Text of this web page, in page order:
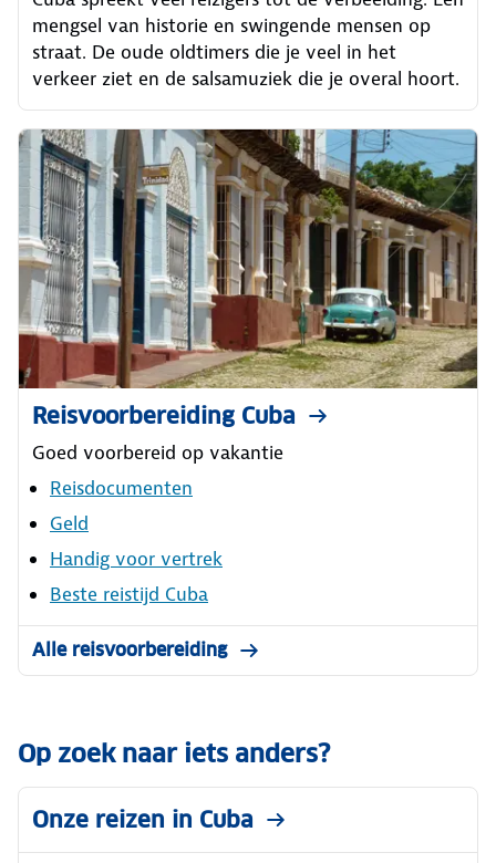
mengsel van historie en swingende mensen op
straat. De oude oldtimers die je veel in het
verkeer ziet en de salsamuziek die je overal hoort.
Reisvoorbereiding Cuba
Goed voorbereid op vakantie
Reisdocumenten
Geld
Handig voor vertrek
Beste reistijd Cuba
Alle reisvoorbereiding
Op zoek naar iets anders?
Onze reizen in Cuba